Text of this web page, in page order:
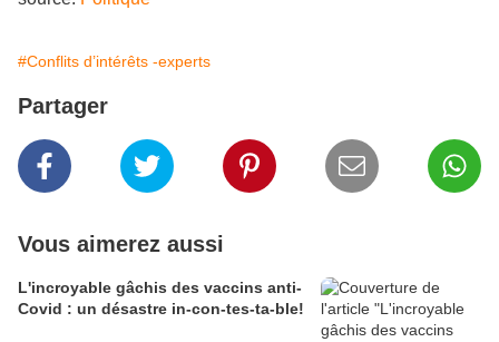
#Conflits d’intérêts -experts
Partager
Vous aimerez aussi
L'incroyable gâchis des vaccins anti-
Covid : un désastre in-con-tes-ta-ble!